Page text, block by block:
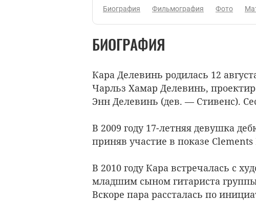
Биография Фильмография Фото
БИОГРАФИЯ
Кара Делевинь родилась 12
Чарльз Хамар Делевинь,
Энн Делевинь (дев. — Стивенс).
В 2009 году 17-летняя девушка
приняв участие в показе
В 2010 году Кара встречалась с
младшим сыном гитариста
Вскоре пара рассталась по